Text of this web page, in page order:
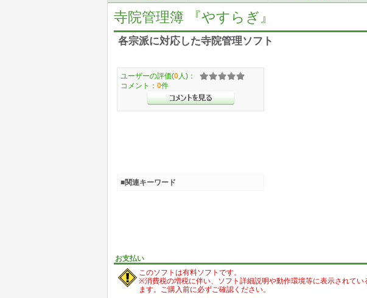
寺院管理簿 『やすらぎ』
各宗派に対応した寺院管理ソフト
お支払い
このソフトは有料ソフトです。
※消費税の増税に伴い、ソフト詳細説明や動作環境等に表示されて
ます。ご購入前に必ずご確認ください。
ユーザーの評価(0 人)：
コメント： 0件
■関連キーワード